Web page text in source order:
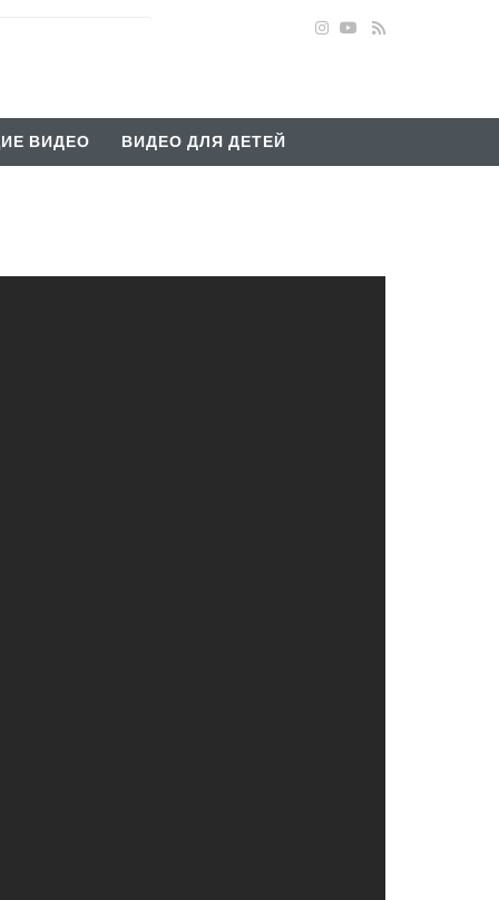
ВИДЕО ВИДЕО ДЛЯ ДЕТЕЙ